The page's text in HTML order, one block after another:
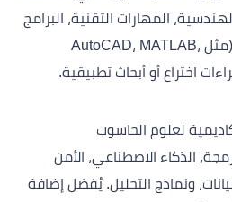
المهارات التقنية، البرامج
التي تم استخدامها (مثل AutoCAD، MATLAB،
لعلوم الحاسوب
الذكاء الاصطناعي، الأمن
ونماذج التحليل. يُفضل إضافة